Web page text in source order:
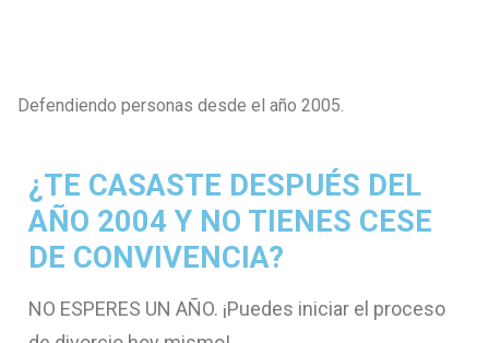
Defendiendo personas desde el año 2005.
¿TE CASASTE DESPUÉS DEL
AÑO 2004 Y NO TIENES CESE
DE CONVIVENCIA?
NO ESPERES UN AÑO. ¡Puedes iniciar el proceso